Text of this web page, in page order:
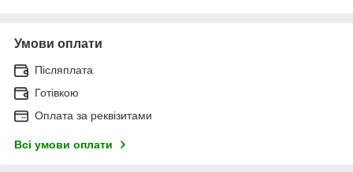
Умови оплати
Післяплата
Готівкою
Оплата за реквізитами
Всі умови оплати